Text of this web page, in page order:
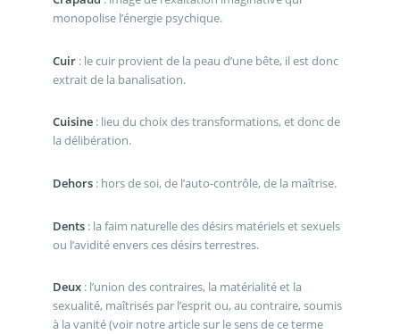
monopolise l’énergie psychique.
Cuir: le cuir provient de la peau d’une bête, il est donc
extrait de la banalisation.
Cuisine: lieu du choix des transformations, et donc de
la délibération.
Dehors: hors de soi, de l’auto-contrôle, de la maîtrise.
Dents: la faim naturelle des désirs matériels et sexuels
ou l’avidité envers ces désirs terrestres.
Deux: l’union des contraires, la matérialité et la
sexualité, maîtrisés par l’esprit ou, au contraire, soumis
à la vanité (voir notre article sur le sens de ce terme